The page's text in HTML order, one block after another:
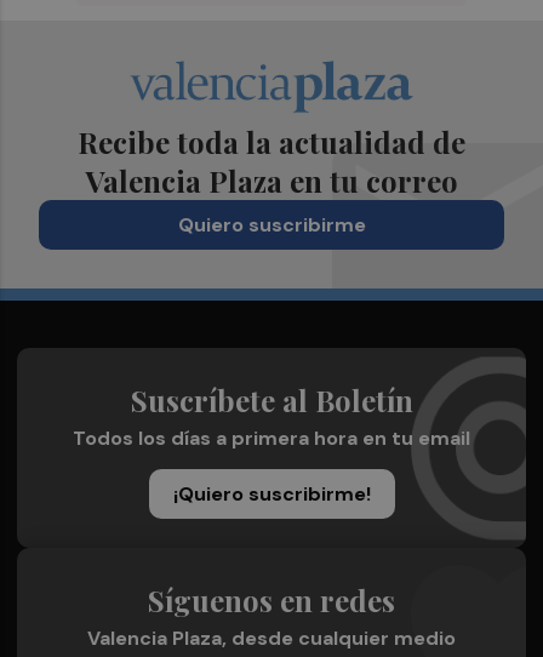
Recibe toda la actualidad de
Valencia Plaza en tu correo
Quiero suscribirme
Suscríbete al Boletín
Todos los días a primera hora en tu email
¡Quiero suscribirme!
Síguenos en redes
Valencia Plaza, desde cualquier medio